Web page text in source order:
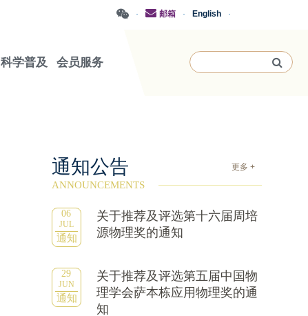
·
English
·
邮箱
·
科学普及 会员服务
通知公告 更多 +
ANNOUNCEMENTS
06
JUL
通知
关于推荐及评选第十六届周培
源物理奖的通知
29
JUN
通知
关于推荐及评选第五届中国物
理学会萨本栋应用物理奖的通
知